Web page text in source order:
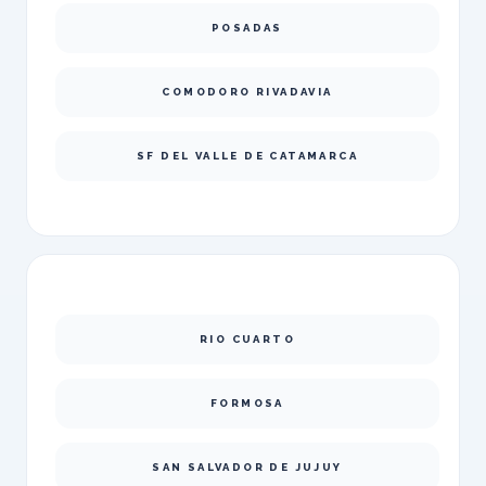
POSADAS
COMODORO RIVADAVIA
SF DEL VALLE DE CATAMARCA
RIO CUARTO
FORMOSA
SAN SALVADOR DE JUJUY